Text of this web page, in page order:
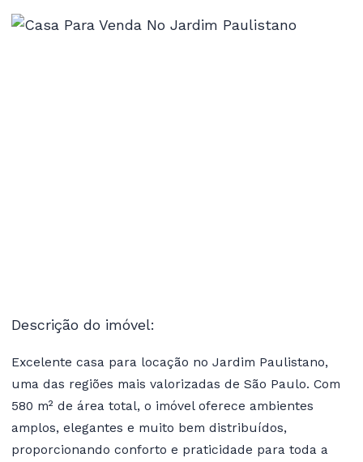
Descrição do imóvel:
Excelente casa para locação no Jardim Paulistano,
uma das regiões mais valorizadas de São Paulo. Com
580 m² de área total, o imóvel oferece ambientes
amplos, elegantes e muito bem distribuídos,
proporcionando conforto e praticidade para toda a